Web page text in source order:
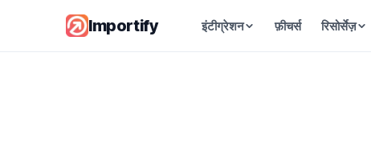
Importify इंटीग्रेशन फ़ीचर्स रिसोर्सेज़